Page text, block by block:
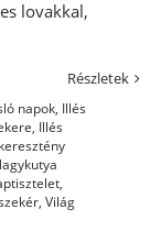
lovakkal,
Részletek
napok, Illés
, Illés
keresztény
,
, Világ